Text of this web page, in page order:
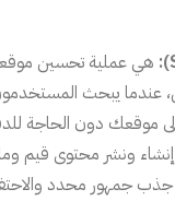
هي عملية تحسين
عندما يبحث
موقعك دون الحاجة
ونشر محتوى قيم
جمهور محدد